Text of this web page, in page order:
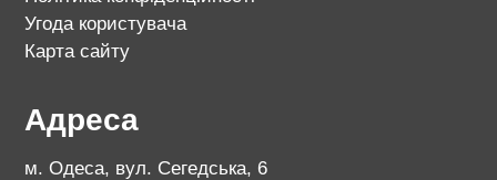
Угода користувача
Карта сайту
Адреса
м. Одеса, вул. Сегедська, 6